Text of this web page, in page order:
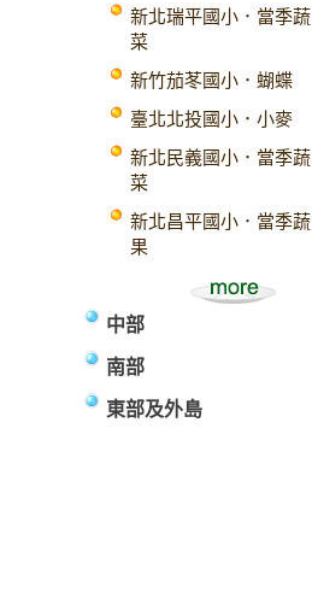
新北瑞平國小．當季蔬
菜
新竹茄苳國小．蝴蝶
臺北北投國小．小麥
新北民義國小．當季蔬
菜
新北昌平國小．當季蔬
果
中部
南部
東部及外島